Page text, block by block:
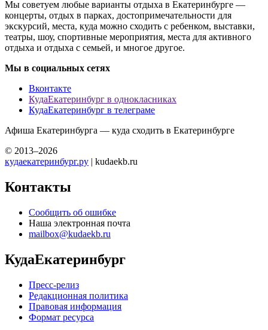
Мы советуем любые варианты отдыха в Екатеринбурге —
концерты, отдых в парках, достопримечательности для
экскурсий, места, куда можно сходить с ребенком, выставки,
театры, шоу, спортивные мероприятия, места для активного
отдыха и отдыха с семьей, и многое другое.
Мы в социальных сетях
Вконтакте
КудаЕкатеринбург в однокласниках
КудаЕкатеринбург в телеграме
Афиша Екатеринбурга — куда сходить в Екатеринбурге
© 2013–2026
кудаекатеринбург.ру | kudaekb.ru
Контакты
Сообщить об ошибке
Наша электронная почта
mailbox@kudaekb.ru
КудаЕкатеринбург
Пресс-релиз
Редакционная политика
Правовая информация
Формат ресурса